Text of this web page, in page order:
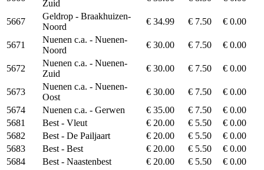
Zuid
5667
Geldrop - Braakhuizen-
Noord
€ 34.99 € 7.50 € 0.00
5671
Nuenen c.a. - Nuenen-
Noord
€ 30.00 € 7.50 € 0.00
5672
Nuenen c.a. - Nuenen-
Zuid
€ 30.00 € 7.50 € 0.00
5673
Nuenen c.a. - Nuenen-
Oost
€ 30.00 € 7.50
€ 0.00
5674
Nuenen c.a. - Gerwen € 35.00 € 7.50
€ 0.00
5681
Best - Vleut € 20.00 € 5.50
€ 0.00
5682
Best - De Pailjaart € 20.00 € 5.50
€ 0.00
5683
Best - Best € 20.00 € 5.50
€ 0.00
5684
Best - Naastenbest € 20.00 € 5.50
€ 0.00